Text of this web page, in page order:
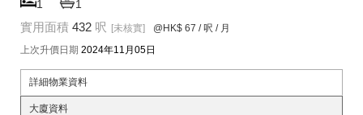
1 1
實用面積 432 呎 [未核實] @HK$ 67 / 呎 / 月
上次升價日期 2024年11月05日
詳細物業資料
大廈資料